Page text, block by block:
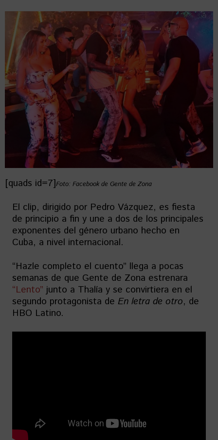
[quads id=7]Foto: Facebook de Gente de Zona
El clip, dirigido por Pedro Vázquez, es fiesta
de principio a fin y une a dos de los principales
exponentes del género urbano hecho en
Cuba, a nivel internacional.
“Hazle completo el cuento” llega a pocas
semanas de que Gente de Zona estrenara
“Lento” junto a Thalía y se convirtiera en el
segundo protagonista de En letra de otro, de
HBO Latino.